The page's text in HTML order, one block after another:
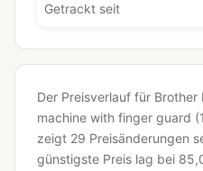
Getrackt seit
Der Preisverlauf für Brother
machine with finger guard
zeigt 29 Preisänderungen
günstigste Preis lag bei